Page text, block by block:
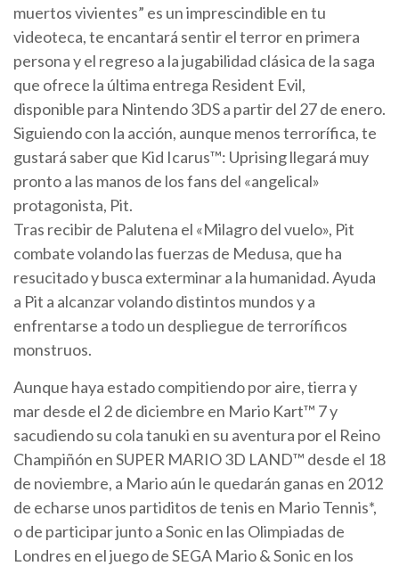
muertos vivientes” es un imprescindible en tu
videoteca, te encantará sentir el terror en primera
persona y el regreso a la jugabilidad clásica de la saga
que ofrece la última entrega Resident Evil,
disponible para Nintendo 3DS a partir del 27 de enero.
Siguiendo con la acción, aunque menos terrorífica, te
gustará saber que Kid Icarus™: Uprising llegará muy
pronto a las manos de los fans del «angelical»
protagonista, Pit.
Tras recibir de Palutena el «Milagro del vuelo», Pit
combate volando las fuerzas de Medusa, que ha
resucitado y busca exterminar a la humanidad. Ayuda
a Pit a alcanzar volando distintos mundos y a
enfrentarse a todo un despliegue de terroríficos
monstruos.
Aunque haya estado compitiendo por aire, tierra y
mar desde el 2 de diciembre en Mario Kart™ 7 y
sacudiendo su cola tanuki en su aventura por el Reino
Champiñón en SUPER MARIO 3D LAND™ desde el 18
de noviembre, a Mario aún le quedarán ganas en 2012
de echarse unos partiditos de tenis en Mario Tennis*,
o de participar junto a Sonic en las Olimpiadas de
Londres en el juego de SEGA Mario & Sonic en los